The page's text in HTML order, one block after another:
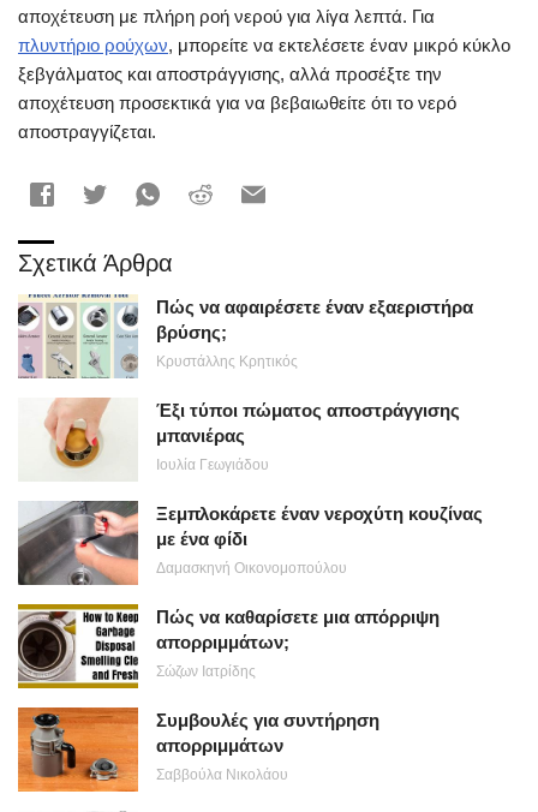
αποχέτευση με πλήρη ροή νερού για λίγα λεπτά. Για
πλυντήριο ρούχων, μπορείτε να εκτελέσετε έναν μικρό κύκλο
ξεβγάλματος και αποστράγγισης, αλλά προσέξτε την
αποχέτευση προσεκτικά για να βεβαιωθείτε ότι το νερό
αποστραγγίζεται.
Σχετικά Άρθρα
Πώς να αφαιρέσετε έναν εξαεριστήρα
βρύσης;
Κρυστάλλης Κρητικός
Έξι τύποι πώματος αποστράγγισης
μπανιέρας
Ιουλία Γεωγιάδου
Ξεμπλοκάρετε έναν νεροχύτη κουζίνας
με ένα φίδι
Δαμασκηνή Οικονομοπούλου
Πώς να καθαρίσετε μια απόρριψη
απορριμμάτων;
Σώζων Ιατρίδης
Συμβουλές για συντήρηση
απορριμμάτων
Σαββούλα Νικολάου